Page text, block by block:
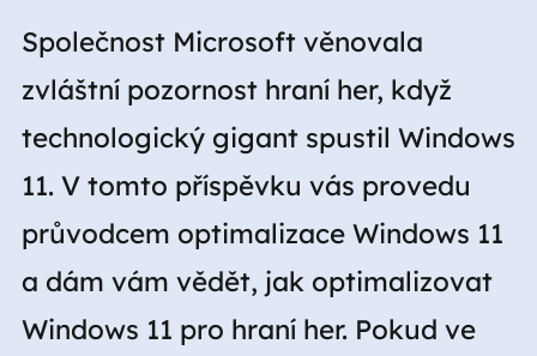
Společnost Microsoft věnovala
zvláštní pozornost hraní her, když
technologický gigant spustil Windows
11. V tomto příspěvku vás provedu
průvodcem optimalizace Windows 11
a dám vám vědět, jak optimalizovat
Windows 11 pro hraní her. Pokud ve